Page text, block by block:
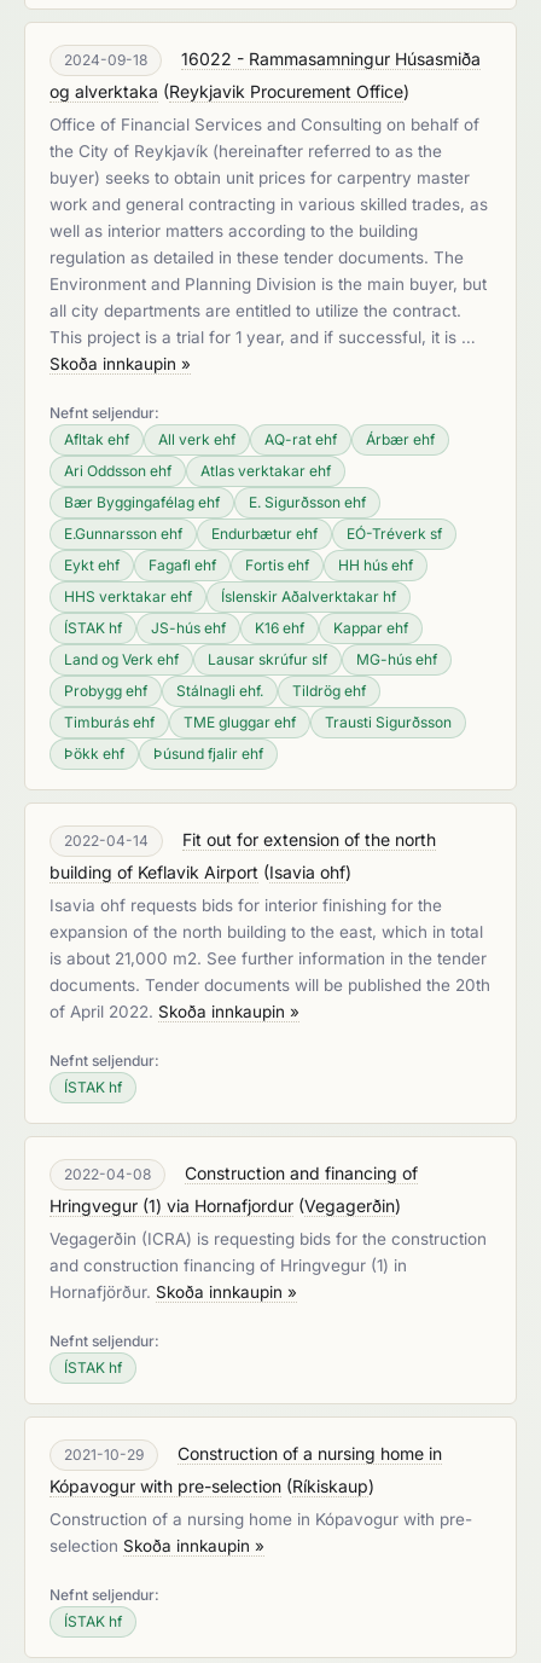
2024-09-18
16022 - Rammasamningur Húsasmiða
og alverktaka (Reykjavik Procurement Office)
Office of Financial Services and Consulting on behalf of
the City of Reykjavík (hereinafter referred to as the
buyer) seeks to obtain unit prices for carpentry master
work and general contracting in various skilled trades, as
well as interior matters according to the building
regulation as detailed in these tender documents. The
Environment and Planning Division is the main buyer, but
all city departments are entitled to utilize the contract.
This project is a trial for 1 year, and if successful, it is …
Skoða innkaupin »
Nefnt seljendur:
Afltak ehf
All verk ehf AQ-rat ehf
Árbær ehf
Ari Oddsson ehf
Atlas verktakar ehf
Bær Byggingafélag ehf
E. Sigurðsson ehf
E.Gunnarsson ehf
Endurbætur ehf
EÓ-Tréverk sf
Eykt ehf
Fagafl ehf Fortis ehf
HH hús ehf
HHS verktakar ehf
Íslenskir Aðalverktakar hf
ÍSTAK hf
JS-hús ehf K16 ehf
Kappar ehf
Land og Verk ehf
Lausar skrúfur slf
MG-hús ehf
Probygg ehf
Stálnagli ehf.
Tildrög ehf
Timburás ehf
TME gluggar ehf
Trausti Sigurðsson
Þökk ehf
Þúsund fjalir ehf
2022-04-14
Fit out for extension of the north
building of Keflavik Airport (Isavia ohf)
Isavia ohf requests bids for interior finishing for the
expansion of the north building to the east, which in total
is about 21,000 m2. See further information in the tender
documents. Tender documents will be published the 20th
of April 2022. Skoða innkaupin »
Nefnt seljendur:
ÍSTAK hf
2022-04-08
Construction and financing of
Hringvegur (1) via Hornafjordur (Vegagerðin)
Vegagerðin (ICRA) is requesting bids for the construction
and construction financing of Hringvegur (1) in
Hornafjörður. Skoða innkaupin »
Nefnt seljendur:
ÍSTAK hf
2021-10-29
Construction of a nursing home in
Kópavogur with pre-selection (Ríkiskaup)
Construction of a nursing home in Kópavogur with pre-
selection Skoða innkaupin »
Nefnt seljendur:
ÍSTAK hf